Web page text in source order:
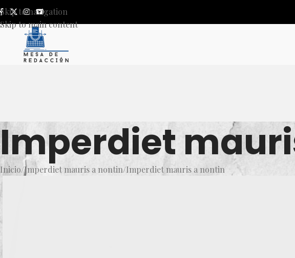
Skip to navigation
Skip to main content
Imperdiet
Inicio Imperdiet mauris a nontin Imperdiet mauris a nontin